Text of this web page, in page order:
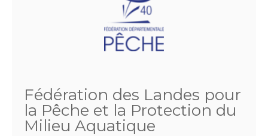
Fédération des Landes pour
la Pêche et la Protection du
Milieu Aquatique